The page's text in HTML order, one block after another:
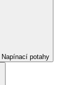
Napínací potahy